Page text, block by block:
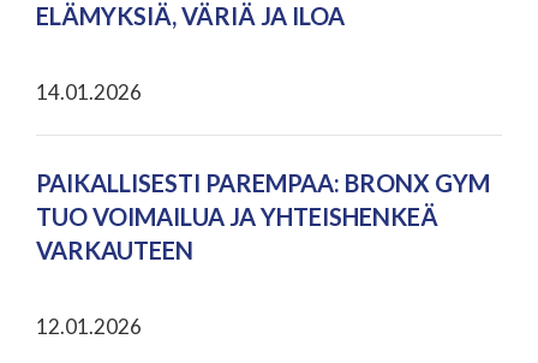
ELÄMYKSIÄ, VÄRIÄ JA ILOA
14.01.2026
PAIKALLISESTI PAREMPAA: BRONX GYM
TUO VOIMAILUA JA YHTEISHENKEÄ
VARKAUTEEN
12.01.2026